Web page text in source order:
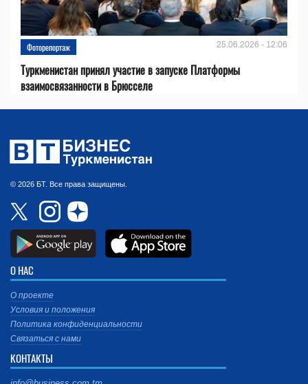
Фоторепортаж 25.06.2026 - 12:06
Туркменистан принял участие в запуске Платформы
взаимосвязанности в Брюсселе
© 2026 БТ. Все права защищены.
О НАС
О проекте
Условия и положения
Политика конфиденциальности
Связаться с нами
КОНТАКТЫ